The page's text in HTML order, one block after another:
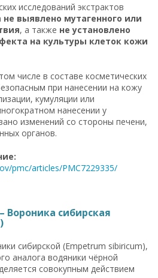
исследований экстрактов
не выявлено мутагенного или
, а также не установлено
на культуры клеток кожи
числе в составе косметических
при нанесении на кожу
кумуляции или
нанесении у
изменений со стороны печени,
органов.
pmc/articles/PMC7229335/
сибирская
сибирской (Empetrum sibiricum),
аналога водяники чёрной
совокупным действием